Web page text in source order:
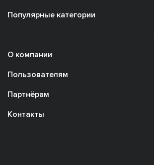
Популярные категории
О компании
Пользователям
Партнёрам
Контакты